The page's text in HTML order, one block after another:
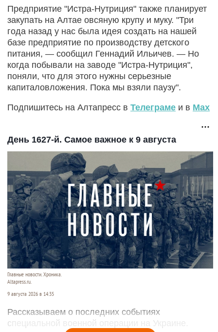
Предприятие "Истра-Нутриция" также планирует
закупать на Алтае овсяную крупу и муку. "Три
года назад у нас была идея создать на нашей
базе предприятие по производству детского
питания, — сообщил Геннадий Ильичев. — Но
когда побывали на заводе "Истра-Нутриция",
поняли, что для этого нужны серьезные
капиталовложения. Пока мы взяли паузу".
Подпишитесь на Алтапресс в Телеграме и в Max
День 1627-й. Самое важное к 9 августа
Главные новости. Хроника.
Altapress.ru.
9 августа 2026 в 14:35
Рассказываем о последних событиях
специальной военной операции на Украине.